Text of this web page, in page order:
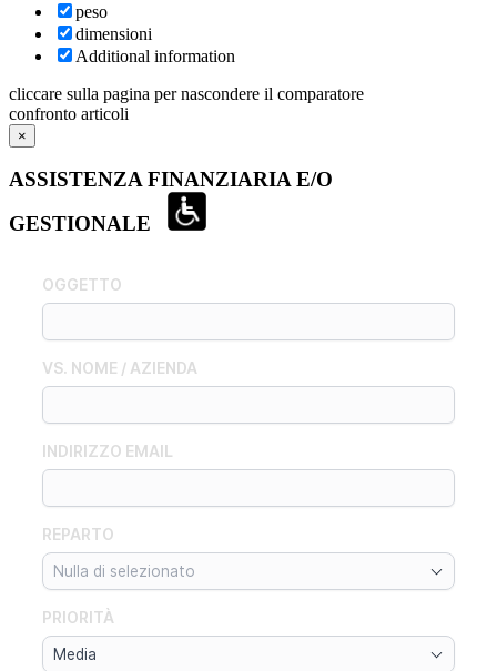
peso
dimensioni
Additional information
cliccare sulla pagina per nascondere il comparatore
confronto articoli
×
ASSISTENZA FINANZIARIA E/O
GESTIONALE